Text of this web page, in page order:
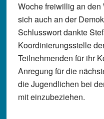
Woche freiwillig an
sich auch an der
Schlusswort dankte
Koordinierungsstelle
Teilnehmenden für ihr
Anregung für die
die Jugendlichen bei
mit einzubeziehen.